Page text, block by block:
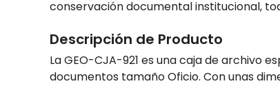
conservación documental institucional,
Descripción de Producto
La GEO-CJA-921 es una caja de archivo
documentos tamaño Oficio. Con unas